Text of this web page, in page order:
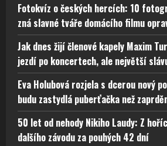
Fotokvíz o českých hercích: 10
zná slavné tváře domácího filmu
Jak dnes žijí členové kapely Maxim
jezdí po koncertech, ale největší
Eva Holubová rozjela s dcerou nový
budu zastydlá puberťačka než
50 let od nehody Nikiho Laudy: Z
dalšího závodu za pouhých 42 dní